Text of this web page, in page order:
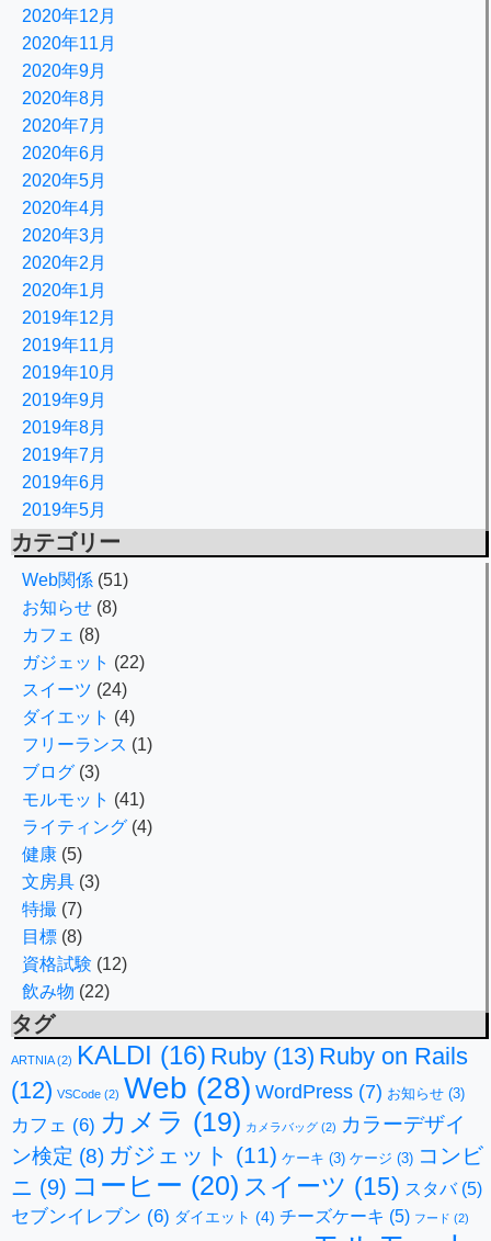
2020年12月
2020年11月
2020年9月
2020年8月
2020年7月
2020年6月
2020年5月
2020年4月
2020年3月
2020年2月
2020年1月
2019年12月
2019年11月
2019年10月
2019年9月
2019年8月
2019年7月
2019年6月
2019年5月
カテゴリー
Web関係 (51)
お知らせ (8)
カフェ (8)
ガジェット (22)
スイーツ (24)
ダイエット (4)
フリーランス (1)
ブログ (3)
モルモット (41)
ライティング (4)
健康 (5)
文房具 (3)
特撮 (7)
目標 (8)
資格試験 (12)
飲み物 (22)
タグ
ARTNIA(2) KALDI (16) Ruby (13) Ruby on Rails
(12) VSCode (2) Web (28) WordPress (7) お知らせ (3)
カフェ (6) カメラ (19) カメラバッグ (2) カラーデザイ
ン検定 (8) ガジェット (11) ケーキ (3) ケージ (3) コンビ
ニ (9) コーヒー (20) スイーツ (15) スタバ(5)
セブンイレブン (6) ダイエット (4) チーズケーキ (5) フード (2)